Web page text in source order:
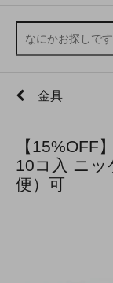
金具
【15%OFF
10コ入 ニ
便）可